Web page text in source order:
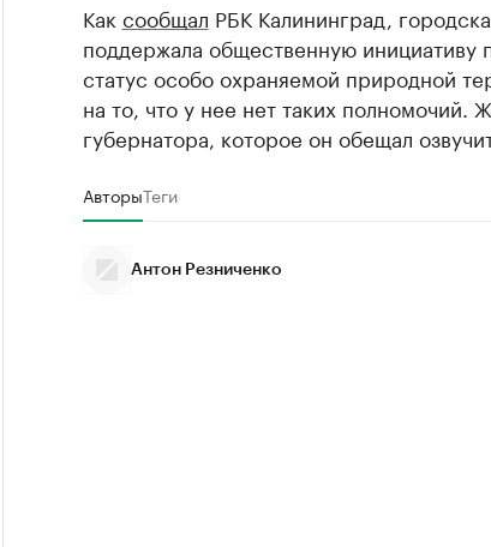
Как сообщал РБК Калининград,
поддержала общественную инициативу
статус особо охраняемой природной
на то, что у нее нет таких полномочий.
губернатора, которое он обещал
АвторыТеги
Антон Резниченко